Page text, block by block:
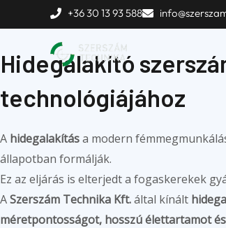
to
+36 30 13 93 588
»Termékek»Fogaskerék
Hidegalakító
technológiájához
A hidegalakítása modern
állapotban formálják.
Ez az eljárás is elterjedt a fogaskerekek
ASzerszám Technika Kft.által kínált
méretpontosságot, hosszú élettartamot